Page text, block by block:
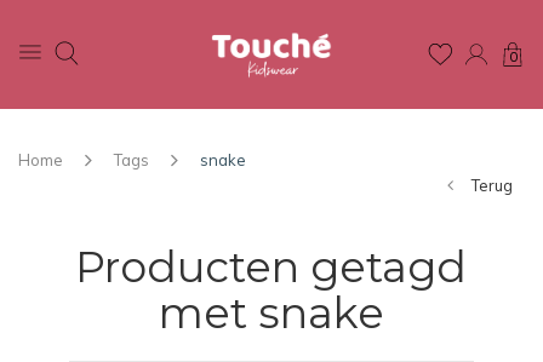
0
Home Tags
snake
Terug
Producten getagd
met snake